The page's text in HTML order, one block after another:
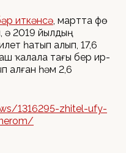
иткәнсә, мартта Өфө
ә 2019 йылдың
һатып алып, 17,6
ҡалала тағы бер ир-
алған һәм 2,6
1316295-zhitel-ufy-